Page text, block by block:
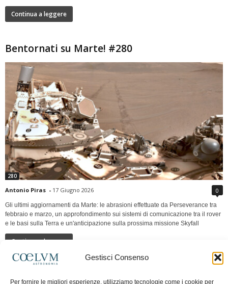
Gestisci Consenso
Per fornire le migliori esperienze, utilizziamo tecnologie come i cookie per
Continua a leggere
Bentornati su Marte! #280
280
Antonio Piras - 17 Giugno 2026 0
Gli ultimi aggiornamenti da Marte: le abrasioni effettuate da Perseverance tra
febbraio e marzo, un approfondimento sui sistemi di comunicazione tra il rover
e le basi sulla Terra e un'anticipazione sulla prossima missione Skyfall
Continua a leggere